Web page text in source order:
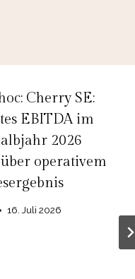
Cherry SE:
EBITDA im
2026
operativem
16. Juli 2026